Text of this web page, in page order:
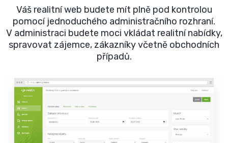
Váš realitní web budete mít plně pod kontrolou
pomocí jednoduchého administračního rozhraní.
V administraci budete moci vkládat realitní nabídky,
spravovat zájemce, zákazníky včetně obchodních
případů.